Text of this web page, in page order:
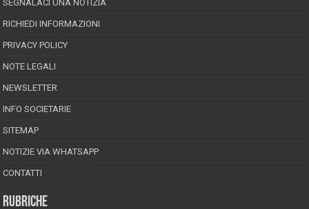
SEGNALACI UNA NOTIZIA
RICHIEDI INFORMAZIONI
PRIVACY POLICY
NOTE LEGALI
NEWSLETTER
INFO SOCIETARIE
SITEMAP
NOTIZIE VIA WHATSAPP
CONTATTI
RUBRICHE